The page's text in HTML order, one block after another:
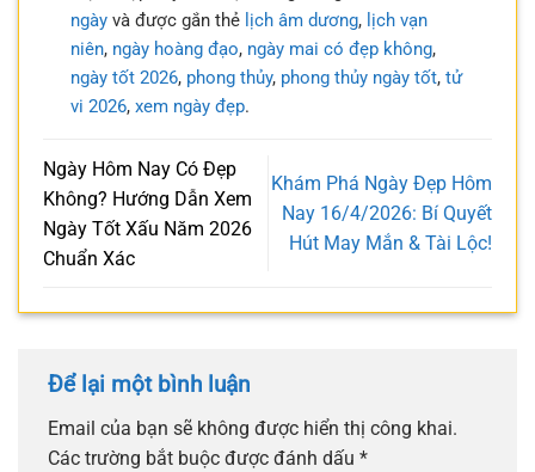
ngàyvà được gắn thẻ lịch âm dương, lịch vạn
niên, ngày hoàng đạo, ngày mai có đẹp không,
ngày tốt 2026, phong thủy, phong thủy ngày tốt, tử
vi 2026, xem ngày đẹp.
Ngày Hôm Nay Có Đẹp
Không? Hướng Dẫn Xem
Ngày Tốt Xấu Năm 2026
Chuẩn Xác
Khám Phá Ngày Đẹp Hôm
Nay 16/4/2026: Bí Quyết
Hút May Mắn & Tài Lộc!
Để lại một bình luận
Email của bạn sẽ không được hiển thị công khai.
Các trường bắt buộc được đánh dấu *